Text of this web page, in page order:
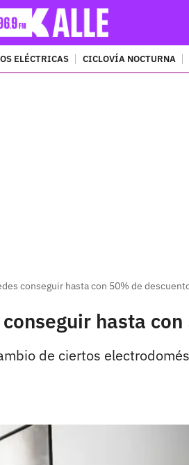
ELÉCTRICAS CICLOVÍA NOCTURNA
conseguir hasta con 50% de
hasta
de ciertos